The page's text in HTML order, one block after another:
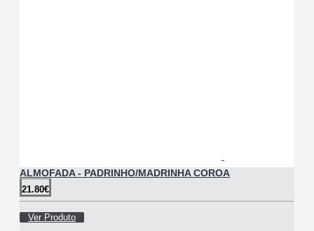
ALMOFADA - PADRINHO/MADRINHA COROA
21.80€
Ver Produto